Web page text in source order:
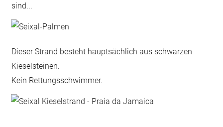
sind...
Dieser Strand besteht hauptsächlich aus schwarzen
Kieselsteinen.
Kein Rettungsschwimmer.